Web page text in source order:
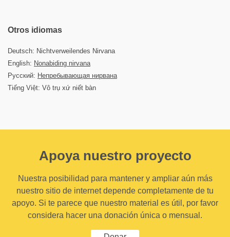
Otros idiomas
Deutsch: Nichtverweilendes Nirvana
English: Nonabiding nirvana
Русский: Непребывающая нирвана
Tiếng Việt: Vô trụ xứ niết bàn
Apoya nuestro proyecto
Nuestra posibilidad para mantener y ampliar aún más
nuestro sitio de internet depende completamente de tu
apoyo. Si te parece que nuestro material es útil, por favor
considera hacer una donación única o mensual.